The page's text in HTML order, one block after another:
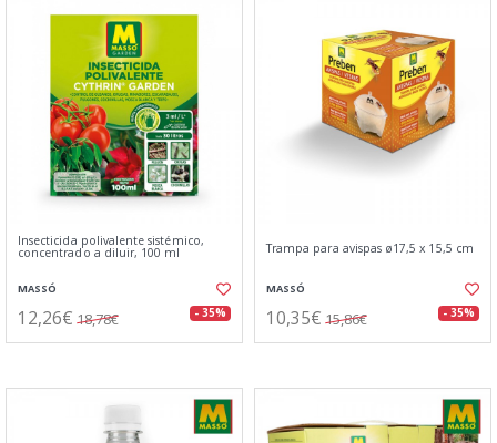
Insecticida polivalente sistémico,
concentrado a diluir, 100 ml
MASSÓ
12,26€ 18,78€ - 35%
Trampa para avispas ø17,5 x 15,5 cm
MASSÓ
10,35€ 15,86€ - 35%